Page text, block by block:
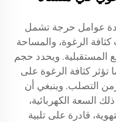
عوامل حرجة تشمل
الرغوة، والمساحة
المستقبلية. ويحدد حجم
تؤثر كثافة الرغوة على
التصلب. وينبغي أن
السعة الكهربائية،
قادرة على تلبية